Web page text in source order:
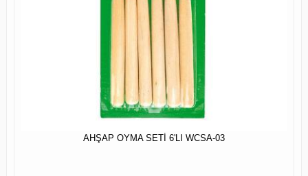
AHŞAP OYMA SETİ 6'LI WCSA-03